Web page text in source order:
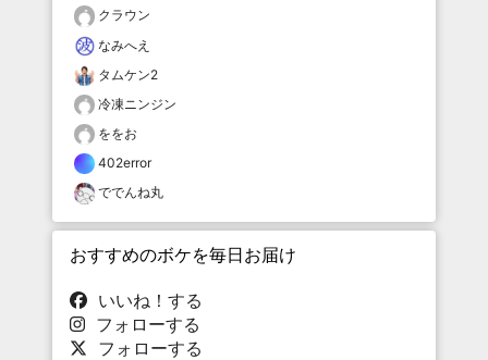
クラウン
なみへえ
タムケン2
冷凍ニンジン
ををお
402error
ででんね丸
おすすめのボケを毎日お届け
いいね！する
フォローする
フォローする